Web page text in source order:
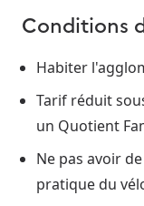
Conditions
Habiter
Tarif réduit
un Quotient
Ne pas avoir
pratique du